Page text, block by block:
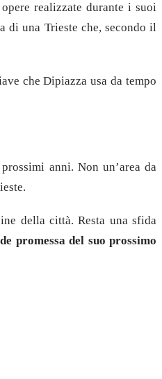
realizzate durante i suoi
di una Trieste che, secondo il
che Dipiazza usa da tempo
anni. Non un’area da
della città. Resta una sfida
promessa del suo prossimo